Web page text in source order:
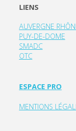
LIENS
AUVERGNE
PUY-DE-DOME
SMADC
OTC
ESPACE PRO
MENTIONS